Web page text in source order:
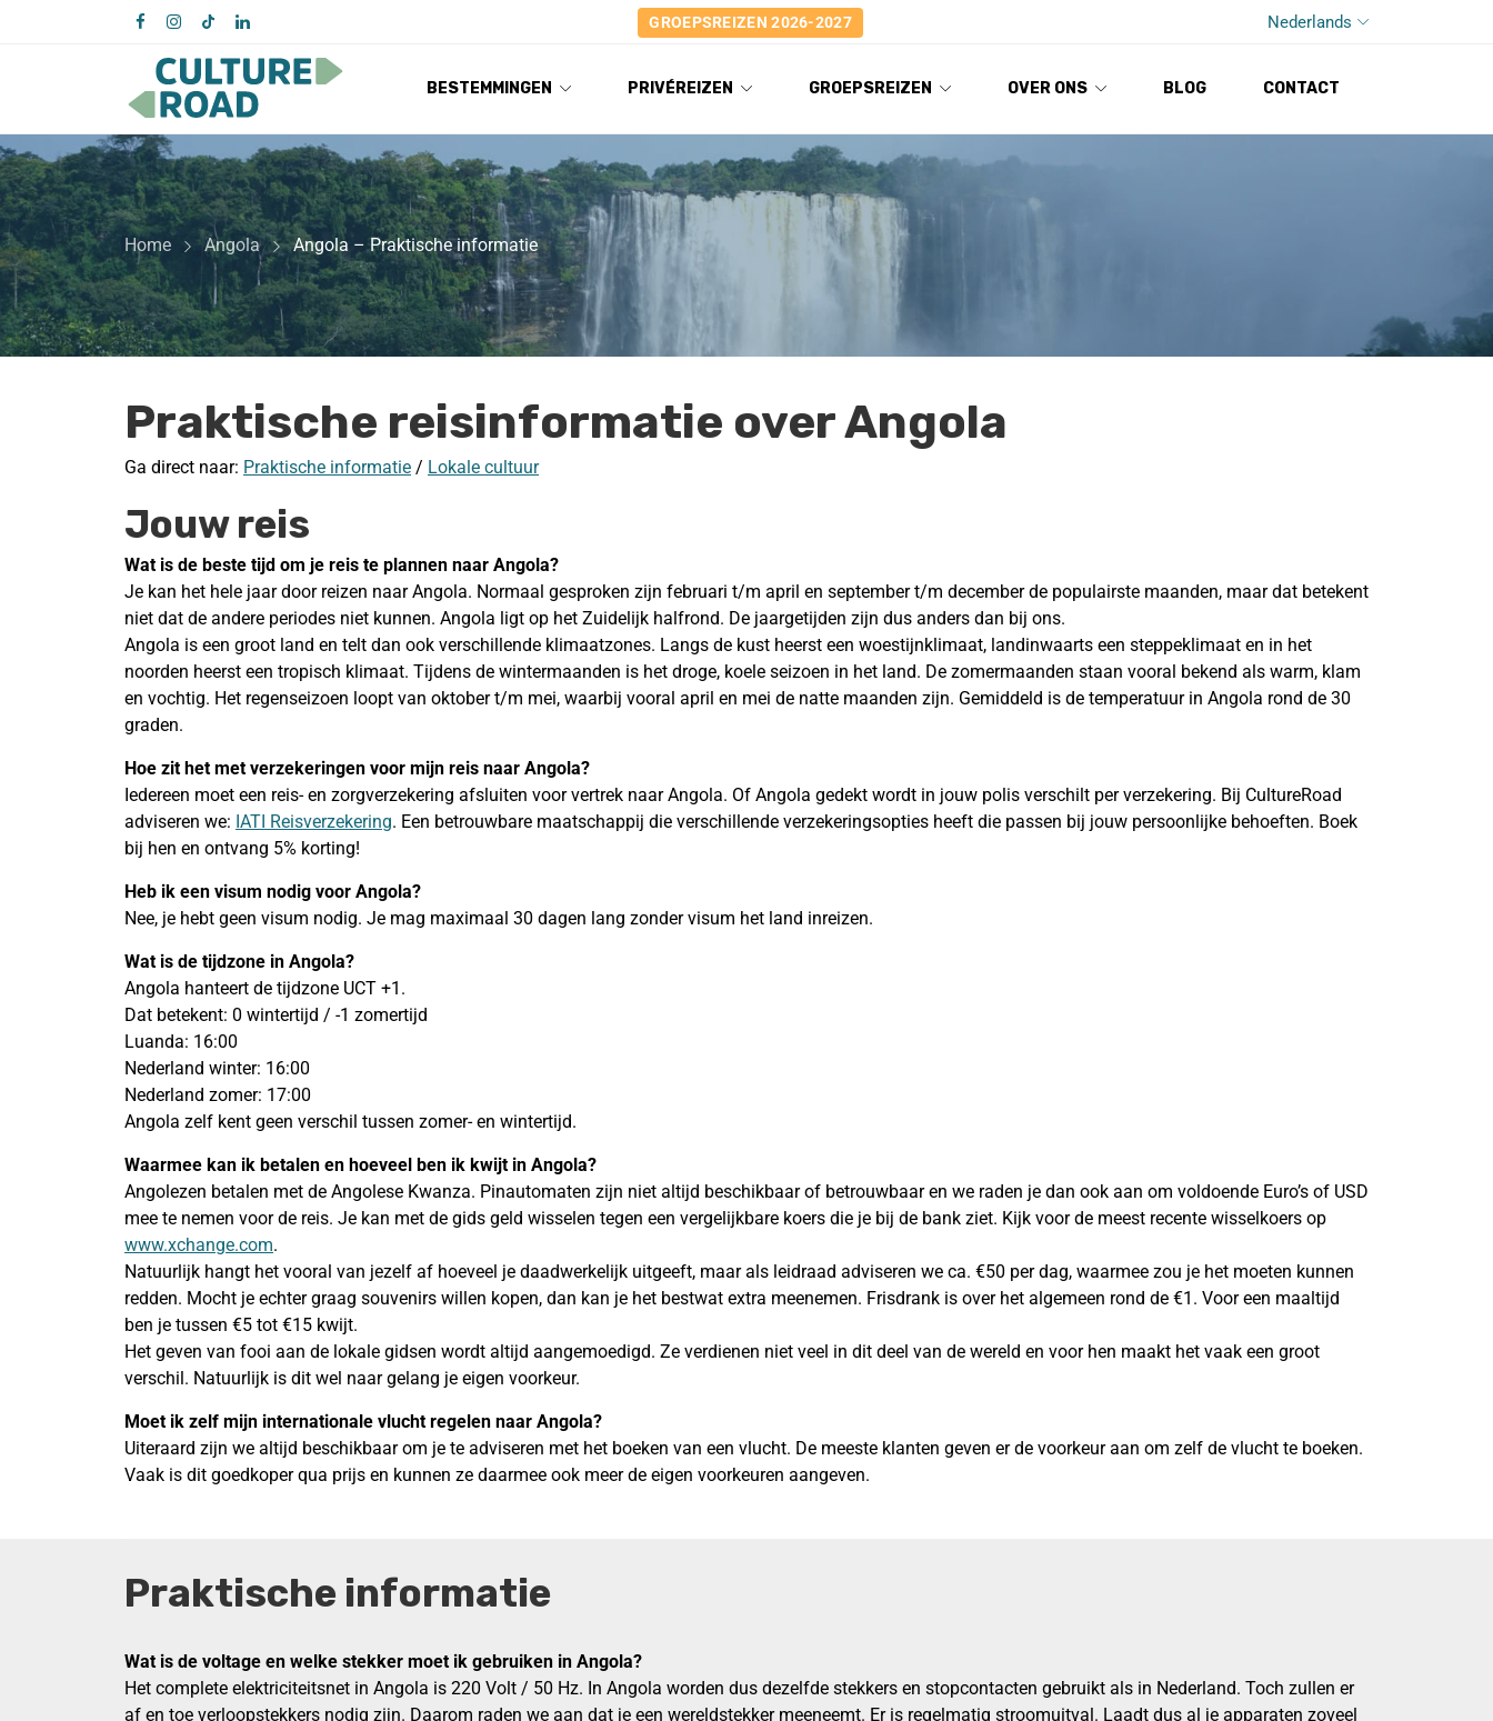
GROEPSREIZEN 2026-2027 Nederlands
BESTEMMINGEN PRIVÉREIZEN GROEPSREIZEN OVER ONS BLOG CONTACT
Home Angola Angola – Praktische informatie
Praktische reisinformatie over Angola
Ga direct naar: Praktische informatie / Lokale cultuur
Jouw reis
Wat is de beste tijd om je reis te plannen naar Angola?
Je kan het hele jaar door reizen naar Angola. Normaal gesproken zijn februari t/m april en september t/m december de populairste maanden, maar dat betekent
niet dat de andere periodes niet kunnen. Angola ligt op het Zuidelijk halfrond. De jaargetijden zijn dus anders dan bij ons.
Angola is een groot land en telt dan ook verschillende klimaatzones. Langs de kust heerst een woestijnklimaat, landinwaarts een steppeklimaat en in het
noorden heerst een tropisch klimaat. Tijdens de wintermaanden is het droge, koele seizoen in het land. De zomermaanden staan vooral bekend als warm, klam
en vochtig. Het regenseizoen loopt van oktober t/m mei, waarbij vooral april en mei de natte maanden zijn. Gemiddeld is de temperatuur in Angola rond de 30
graden.
Hoe zit het met verzekeringen voor mijn reis naar Angola?
Iedereen moet een reis- en zorgverzekering afsluiten voor vertrek naar Angola. Of Angola gedekt wordt in jouw polis verschilt per verzekering. Bij CultureRoad
adviseren we: IATI Reisverzekering. Een betrouwbare maatschappij die verschillende verzekeringsopties heeft die passen bij jouw persoonlijke behoeften. Boek
bij hen en ontvang 5% korting!
Heb ik een visum nodig voor Angola?
Nee, je hebt geen visum nodig. Je mag maximaal 30 dagen lang zonder visum het land inreizen.
Wat is de tijdzone in Angola?
Angola hanteert de tijdzone UCT +1.
Dat betekent: 0 wintertijd / -1 zomertijd
Luanda: 16:00
Nederland winter: 16:00
Nederland zomer: 17:00
Angola zelf kent geen verschil tussen zomer- en wintertijd.
Waarmee kan ik betalen en hoeveel ben ik kwijt in Angola?
Angolezen betalen met de Angolese Kwanza. Pinautomaten zijn niet altijd beschikbaar of betrouwbaar en we raden je dan ook aan om voldoende Euro’s of USD
mee te nemen voor de reis. Je kan met de gids geld wisselen tegen een vergelijkbare koers die je bij de bank ziet. Kijk voor de meest recente wisselkoers op
www.xchange.com.
Natuurlijk hangt het vooral van jezelf af hoeveel je daadwerkelijk uitgeeft, maar als leidraad adviseren we ca. €50 per dag, waarmee zou je het moeten kunnen
redden. Mocht je echter graag souvenirs willen kopen, dan kan je het bestwat extra meenemen. Frisdrank is over het algemeen rond de €1. Voor een maaltijd
ben je tussen €5 tot €15 kwijt.
Het geven van fooi aan de lokale gidsen wordt altijd aangemoedigd. Ze verdienen niet veel in dit deel van de wereld en voor hen maakt het vaak een groot
verschil. Natuurlijk is dit wel naar gelang je eigen voorkeur.
Moet ik zelf mijn internationale vlucht regelen naar Angola?
Uiteraard zijn we altijd beschikbaar om je te adviseren met het boeken van een vlucht. De meeste klanten geven er de voorkeur aan om zelf de vlucht te boeken.
Vaak is dit goedkoper qua prijs en kunnen ze daarmee ook meer de eigen voorkeuren aangeven.
Praktische informatie
Wat is de voltage en welke stekker moet ik gebruiken in Angola?
Het complete elektriciteitsnet in Angola is 220 Volt / 50 Hz. In Angola worden dus dezelfde stekkers en stopcontacten gebruikt als in Nederland. Toch zullen er
af en toe verloopstekkers nodig zijn. Daarom raden we aan dat je een wereldstekker meeneemt. Er is regelmatig stroomuitval. Laadt dus al je apparaten zoveel